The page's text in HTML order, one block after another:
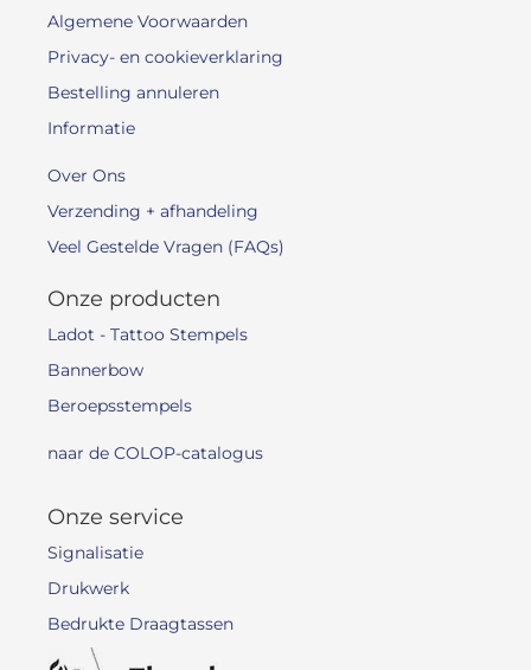
Algemene Voorwaarden
Privacy- en cookieverklaring
Bestelling annuleren
Informatie
Over Ons
Verzending + afhandeling
Veel Gestelde Vragen (FAQs)
Onze producten
Ladot - Tattoo Stempels
Bannerbow
Beroepsstempels
naar de COLOP-catalogus
Onze service
Signalisatie
Drukwerk
Bedrukte Draagtassen